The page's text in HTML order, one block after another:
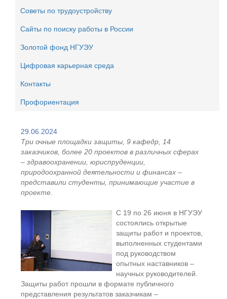
Советы по трудоустройству
Сайты по поиску работы в России
Золотой фонд НГУЭУ
Цифровая карьерная среда
Контакты
Профориентация
29.06.2024
Три очные площадки защиты, 9 кафедр, 14
заказчиков, более 20 проектов в различных сферах
– здравоохранении, юриспруденции,
природоохранной деятельности и финансах –
представили студенты, принимающие участие в
проекте.
С 19 по 26 июня в НГУЭУ
состоялись открытые
защиты работ и проектов,
выполненных студентами
под руководством
опытных наставников –
научных руководителей.
Защиты работ прошли в формате публичного
представления результатов заказчикам –